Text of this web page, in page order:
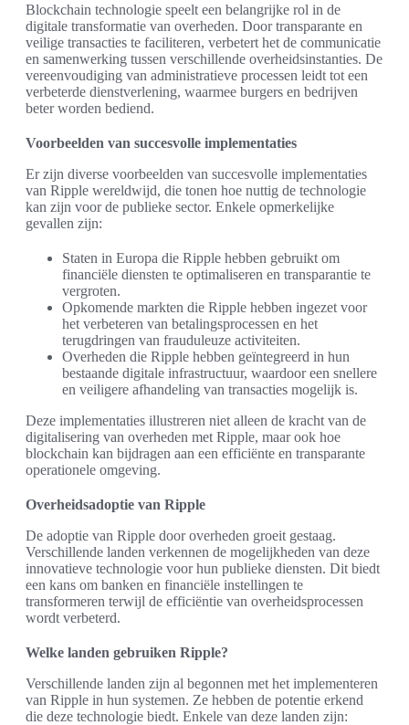
Blockchain technologie speelt een belangrijke rol in de
digitale transformatie van overheden. Door transparante en
veilige transacties te faciliteren, verbetert het de communicatie
en samenwerking tussen verschillende overheidsinstanties. De
vereenvoudiging van administratieve processen leidt tot een
verbeterde dienstverlening, waarmee burgers en bedrijven
beter worden bediend.
Voorbeelden van succesvolle implementaties
Er zijn diverse voorbeelden van succesvolle implementaties
van Ripple wereldwijd, die tonen hoe nuttig de technologie
kan zijn voor de publieke sector. Enkele opmerkelijke
gevallen zijn:
Staten in Europa die Ripple hebben gebruikt om
financiële diensten te optimaliseren en transparantie te
vergroten.
Opkomende markten die Ripple hebben ingezet voor
het verbeteren van betalingsprocessen en het
terugdringen van frauduleuze activiteiten.
Overheden die Ripple hebben geïntegreerd in hun
bestaande digitale infrastructuur, waardoor een snellere
en veiligere afhandeling van transacties mogelijk is.
Deze implementaties illustreren niet alleen de kracht van de
digitalisering van overheden met Ripple, maar ook hoe
blockchain kan bijdragen aan een efficiënte en transparante
operationele omgeving.
Overheidsadoptie van Ripple
De adoptie van Ripple door overheden groeit gestaag.
Verschillende landen verkennen de mogelijkheden van deze
innovatieve technologie voor hun publieke diensten. Dit biedt
een kans om banken en financiële instellingen te
transformeren terwijl de efficiëntie van overheidsprocessen
wordt verbeterd.
Welke landen gebruiken Ripple?
Verschillende landen zijn al begonnen met het implementeren
van Ripple in hun systemen. Ze hebben de potentie erkend
die deze technologie biedt. Enkele van deze landen zijn: